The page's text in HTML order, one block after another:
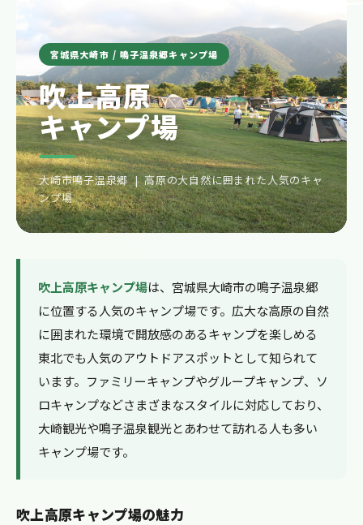
宮城県大崎市 / 鳴子温泉郷キャンプ場
吹上高原
キャンプ場
大崎市鳴子温泉郷 | 高原の大自然に囲まれた人気のキャ
ンプ場
吹上高原キャンプ場は、宮城県大崎市の鳴子温泉郷
に位置する人気のキャンプ場です。広大な高原の自然
に囲まれた環境で開放感のあるキャンプを楽しめる
東北でも人気のアウトドアスポットとして知られて
います。ファミリーキャンプやグループキャンプ、ソ
ロキャンプなどさまざまなスタイルに対応しており、
大崎観光や鳴子温泉観光とあわせて訪れる人も多い
キャンプ場です。
吹上高原キャンプ場の魅力